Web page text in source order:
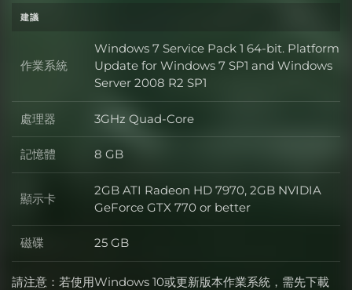
建議
作業系統 作業系統
Windows 7 Service Pack 1 64-bit. Platform
Update for Windows 7 SP1 and Windows
Server 2008 R2 SP1
處理器 處理器
3GHz Quad-Core
記憶體 記憶體
8 GB
顯示卡 顯示卡
2GB ATI Radeon HD 7970, 2GB NVIDIA
GeForce GTX 770 or better
磁碟 磁碟
25 GB
請注意：若使用Windows 10或更新版本作業系統，需先下載